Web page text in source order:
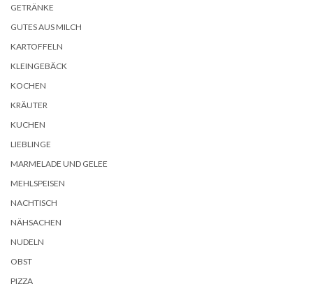
GETRÄNKE
GUTES AUS MILCH
KARTOFFELN
KLEINGEBÄCK
KOCHEN
KRÄUTER
KUCHEN
LIEBLINGE
MARMELADE UND GELEE
MEHLSPEISEN
NACHTISCH
NÄHSACHEN
NUDELN
OBST
PIZZA